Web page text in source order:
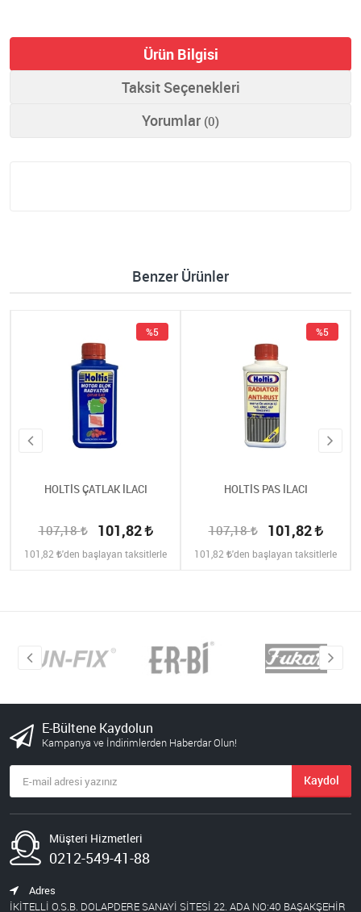
Ürün Bilgisi
Taksit Seçenekleri
Yorumlar (0)
Benzer Ürünler
HOLTİS ÇATLAK İLACI
107,18 101,82
%5
101,82 'den başlayan taksitlerle
HOLTİS PAS İLACI
107,18 101,82
%5
101,82 'den başlayan taksitlerle
E-Bültene Kaydolun
Kampanya ve İndirimlerden Haberdar Olun!
Kaydol
Müşteri Hizmetleri
0212-549-41-88
Adres
İKİTELLİ O.S.B. DOLAPDERE SANAYİ SİTESİ 22. ADA NO:40 BAŞAKŞEHİR